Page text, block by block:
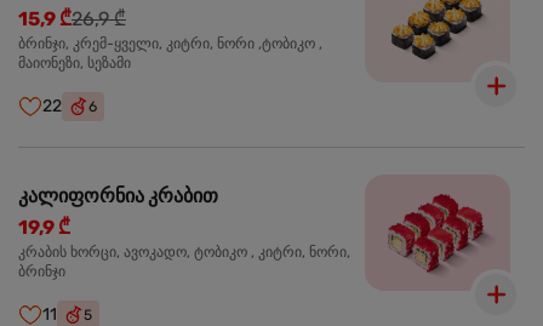
15,9 ₾26,9 ₾
ბრინჯი, კრემ-ყველი, კიტრი, ნორი ,ტობიკო ,
მაიონეზი, სეზამი
22 6
კალიფორნია კრაბით
19,9 ₾
კრაბის ხორცი, ავოკადო, ტობიკო , კიტრი, ნორი,
ბრინჯი
11 5